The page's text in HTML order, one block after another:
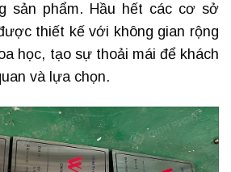
sản phẩm. Hầu hết các cơ sở
thiết kế với không gian rộng
học, tạo sự thoải mái để khách
và lựa chọn.